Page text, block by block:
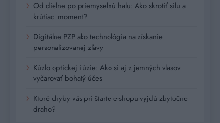
Od dielne po priemyselnú halu: Ako skrotiť silu a
krútiaci moment?
Digitálne PZP ako technológia na získanie
personalizovanej zľavy
Kúzlo optickej ilúzie: Ako si aj z jemných vlasov
vyčarovať bohatý účes
Ktoré chyby vás pri štarte e-shopu vyjdú zbytočne
draho?